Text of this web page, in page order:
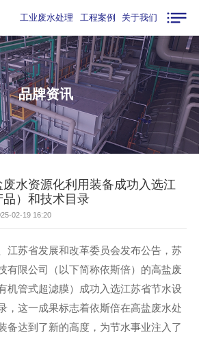
工业废水处理 工程案例 关于我们
品牌资讯
水资源化利用装备成功入选江
）和技术目录
02-19 16:20
江苏省发展和改革委员会发布公告，苏
有限公司（以下简称依斯倍）的高盐废
机管式超滤膜）成功入选江苏省节水设
，这一成果标志着依斯倍在高盐废水处
备达到了新的高度，为节水事业注入了